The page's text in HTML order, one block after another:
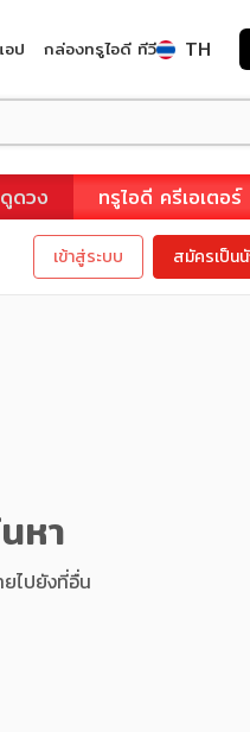
ป กล่องทรูไอดี ทีวี TH
ดูดวง ทรูไอดี ครีเอเตอร์
เข้าสู่ระบบ สมัครเป็น
หา
ไปยังที่อื่น